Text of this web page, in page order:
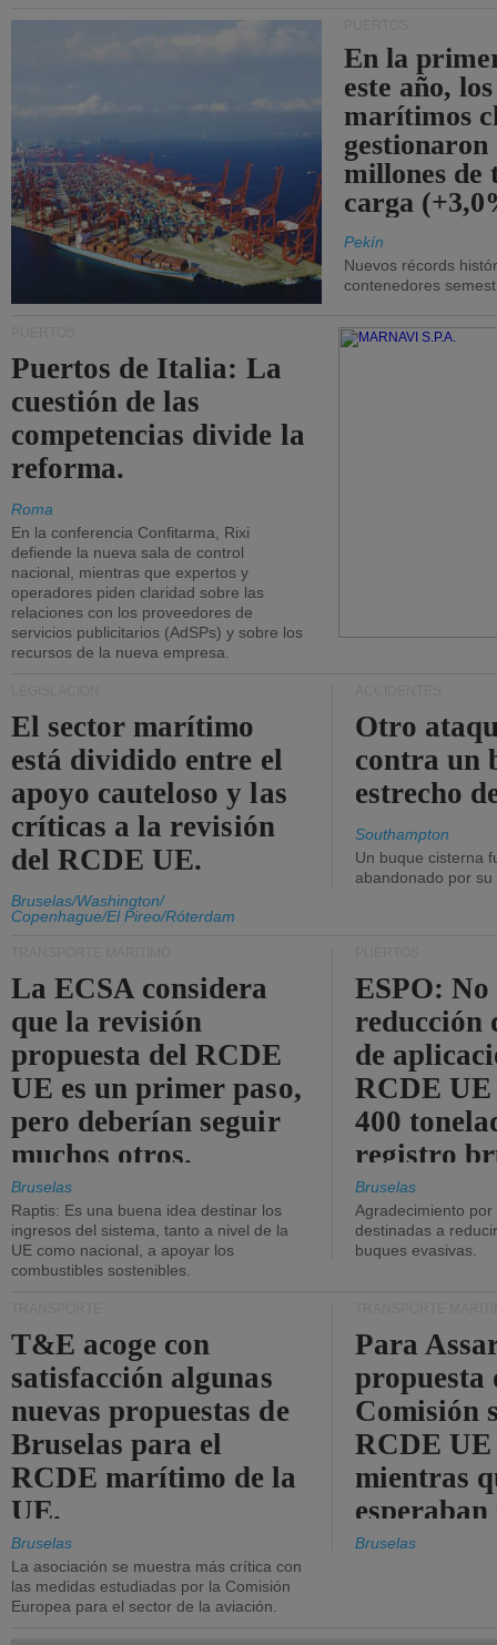
En la
este año,
marítimos
gestionaron
millones de
carga
Pekín
Nuevos récords
contenedores
Puertos de Italia: La
cuestión de las
competencias divide la
reforma.
Roma
En la conferencia Confitarma, Rixi
defiende la nueva sala de control
nacional, mientras que expertos y
operadores piden claridad sobre las
relaciones con los proveedores de
servicios publicitarios (AdSPs) y sobre los
recursos de la nueva empresa.
El sector marítimo
está dividido entre el
apoyo cauteloso y las
críticas a la revisión
del RCDE UE.
Bruselas/Washington/
Copenhague/El Pireo/Róterdam
Otro
contra un
estrecho
Southampton
Un buque cisterna
abandonado por su
La ECSA considera
que la revisión
propuesta del RCDE
UE es un primer paso,
pero deberían seguir
muchos otros.
Bruselas
Raptis: Es una buena idea destinar los
ingresos del sistema, tanto a nivel de la
UE como nacional, a apoyar los
combustibles sostenibles.
ESPO: No
reducción
de
RCDE UE
400
registro
Bruselas
Agradecimiento
destinadas a
buques evasivas.
T&E acoge con
satisfacción algunas
nuevas propuestas de
Bruselas para el
RCDE marítimo de la
UE.
Bruselas
La asociación se muestra más crítica con
las medidas estudiadas por la Comisión
Europea para el sector de la aviación.
Para
propuesta
Comisión
RCDE
mientras
más
Bruselas